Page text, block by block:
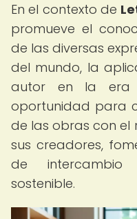
En el contexto de
promueve el
de las diversas
del mundo, la
autor en la era
oportunidad para
de las obras con el
sus creadores,
de
sostenible.